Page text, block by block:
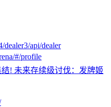
dealer3/api/dealer
#/profile
结! 未来存续级讨伐：发牌姬